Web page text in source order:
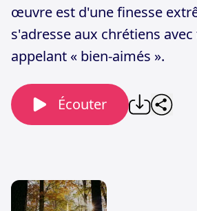
œuvre est d'une finesse
s'adresse aux chrétiens
appelant « bien-aimés ».
Écouter